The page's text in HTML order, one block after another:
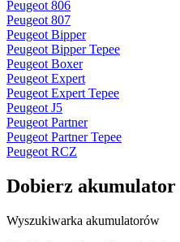
Peugeot 806
Peugeot 807
Peugeot Bipper
Peugeot Bipper Tepee
Peugeot Boxer
Peugeot Expert
Peugeot Expert Tepee
Peugeot J5
Peugeot Partner
Peugeot Partner Tepee
Peugeot RCZ
Dobierz akumulator
Wyszukiwarka akumulatorów